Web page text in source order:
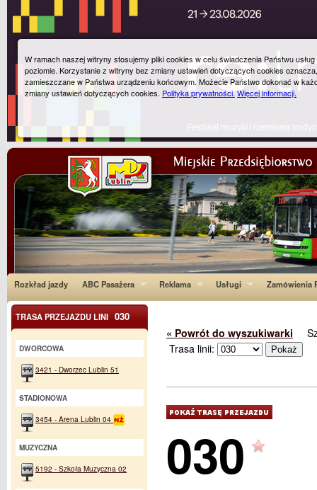
Rozkład jazdy ABC Pasażera Reklama Usługi Zamówienia
« Powrót do wyszukiwarki
Trasa linii:
030
TRASA PRZEJAZDU LINI 030
DWORCOWA
3421 - Dworzec Lublin 51
STADIONOWA
3454 - Arena Lublin 04
MUZYCZNA
5192 - Szkoła Muzyczna 02
W ramach naszej witryny stosujemy pliki cookies w celu świadczenia Państwu
poziomie. Korzystanie z witryny bez zmiany ustawień dotyczących cookies
zamieszczane w Państwa urządzeniu końcowym. Możecie Państwo dokonać w
zmiany ustawień dotyczących cookies. Polityka prywatności.Więcej informacji.